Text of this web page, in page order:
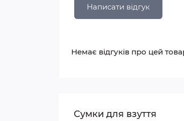
Написати відгук
Немає відгуків про цей
Сумки для взуття